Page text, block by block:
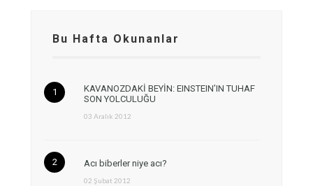
Bu Hafta Okunanlar
KAVANOZDAKİ BEYİN: EINSTEIN’IN TUHAF
SON YOLCULUĞU
03 Aralık 2012
Acı biberler niye acı?
02 Şubat 2012